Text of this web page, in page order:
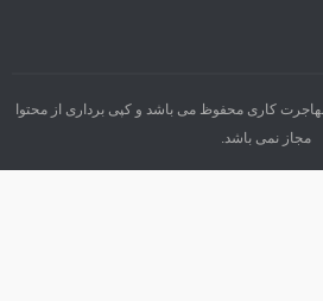
مهاجرت کاری محفوظ می باشد و کپی برداری از محتوا
مجاز نمی باشد.